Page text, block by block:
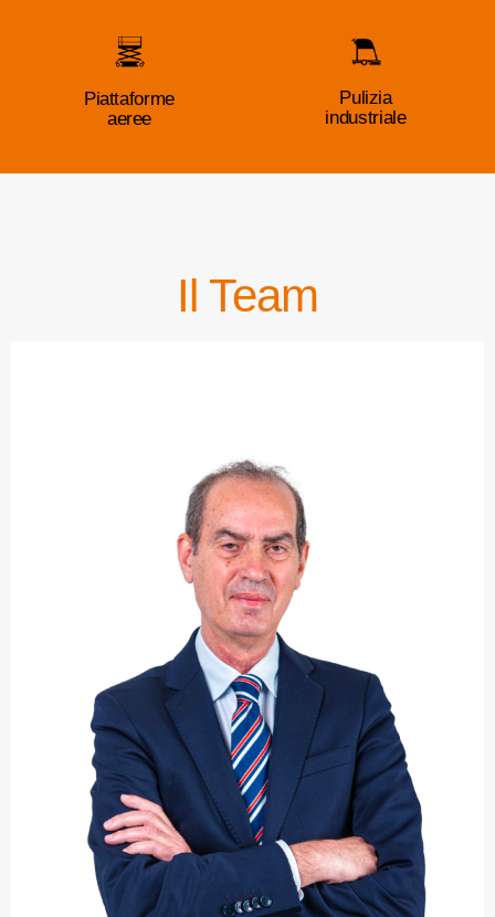
Piattaforme
aeree
Pulizia
industriale
Il Team